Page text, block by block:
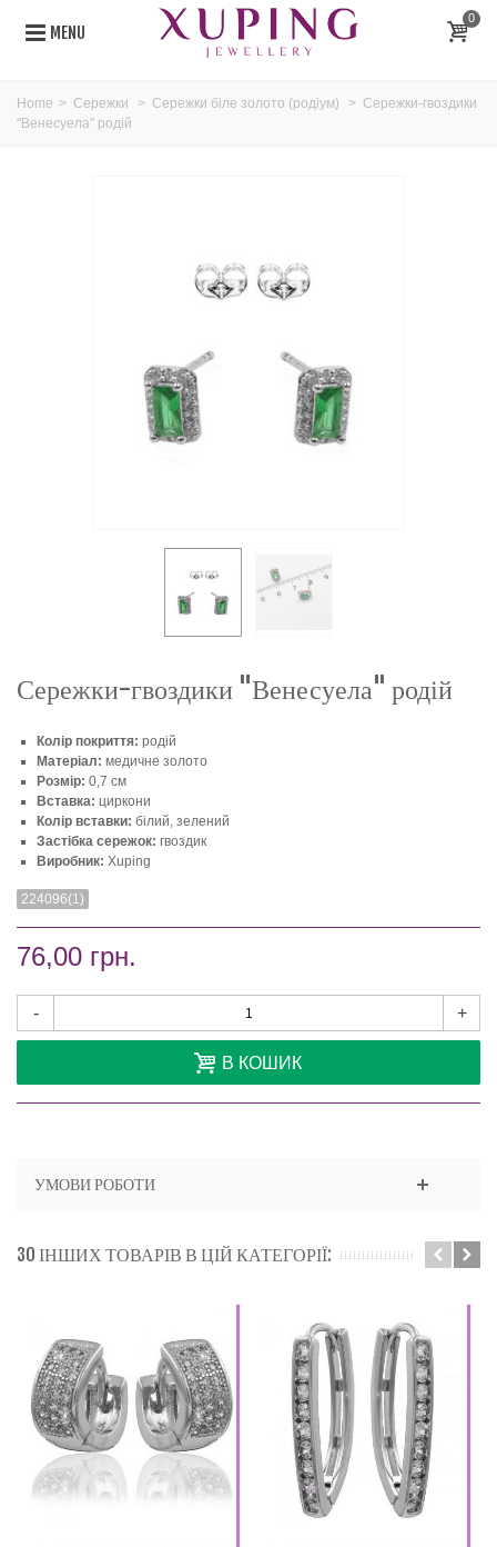
MENU
0
Home > Сережки > Сережки біле золото (родіум) > Сережки-гвоздики
"Венесуела" родій
Сережки-гвоздики "Венесуела" родій
Колір покриття: родій
Матеріал: медичне золото
Розмір: 0,7 см
Вставка: циркони
Колір вставки: білий, зелений
Застібка сережок: гвоздик
Виробник: Xuping
224096(1)
76,00 грн.
- +
В КОШИК
УМОВИ РОБОТИ
30 ІНШИХ ТОВАРІВ В ЦІЙ КАТЕГОРІЇ: